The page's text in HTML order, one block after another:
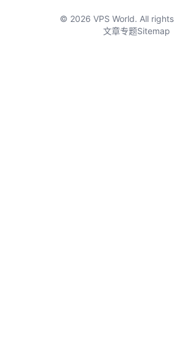
© 2026 VPS World. All
文章专题Sitemap